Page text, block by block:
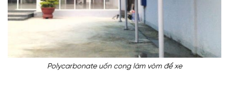
Polycarbonate uốn cong làm vòm để xe